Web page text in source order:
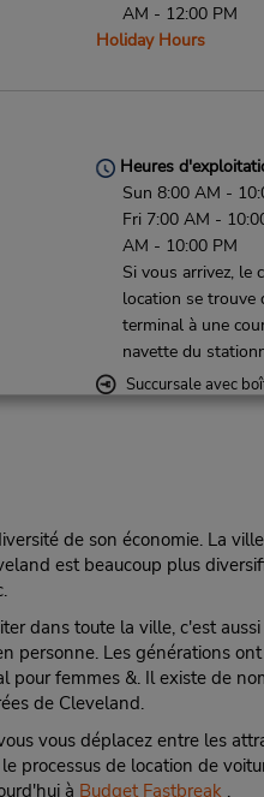
AM - 12:00 PM
Holiday Hours
Heures
Sun 8:00 AM -
Fri 7:00 AM -
AM - 10:00 PM
Si vous arrivez, le
location se trouve
terminal à une
navette du
Succursale avec
clés
de son économie. La
est beaucoup plus
dans toute la ville, c'est
Les générations
femmes &. Il existe de
de Cleveland.
vous déplacez entre les
processus de location de
à Budget Fastbreak .